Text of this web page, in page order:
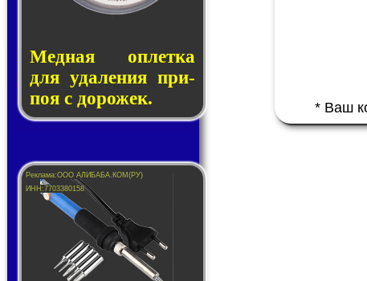
Медная оп­лет­ка
для уда­ле­ния при­
поя с до­ро­жек.
* Ваш